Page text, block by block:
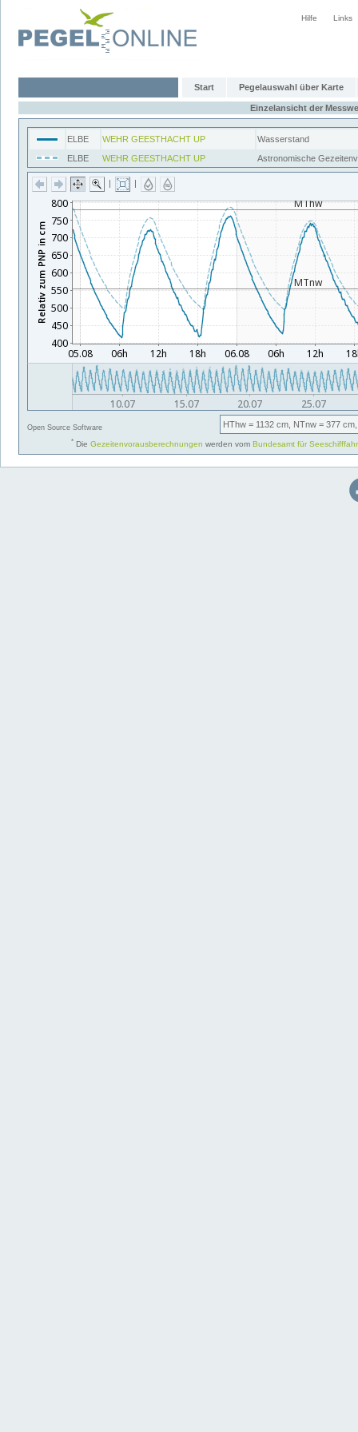
Hilfe Links
Start Pegelauswahl über Karte
Einzelansicht der
ELBE WEHR GEESTHACHT UP
Wasserstand
ELBE
WEHR GEESTHACHT UP Astronomische
| |
Open Source Software HThw = 1132 cm, NTnw = 377 cm,
* Die Gezeitenvorausberechnungen werden vom Bundesamt für